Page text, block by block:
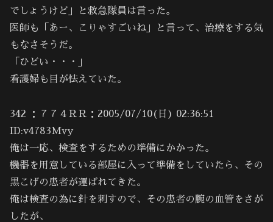
でしょうけど」と救急隊員は言った。
医師も「あー、こりゃすごいね」と言って、治療をする気
もなさそうだ。
「ひどい・・・」
看護婦も目が怯えていた。
342 ：７７４ＲＲ：2005/07/10(日) 02:36:51
ID:v4783Mvy
俺は一応、検査をするための準備にかかった。
機器を用意している部屋に入って準備をしていたら、その
黒こげの患者が運ばれてきた。
俺は検査の為に針を刺すので、その患者の腕の血管をさが
したが、